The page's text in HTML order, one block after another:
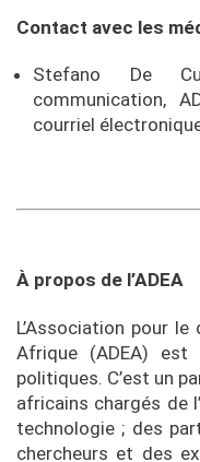
Contact avec les
Stefano De
communication,
courriel
À propos de l’ADEA
L’Association pour
Afrique (ADEA)
politiques. C’est un
africains chargés de
technologie ; des
chercheurs et des